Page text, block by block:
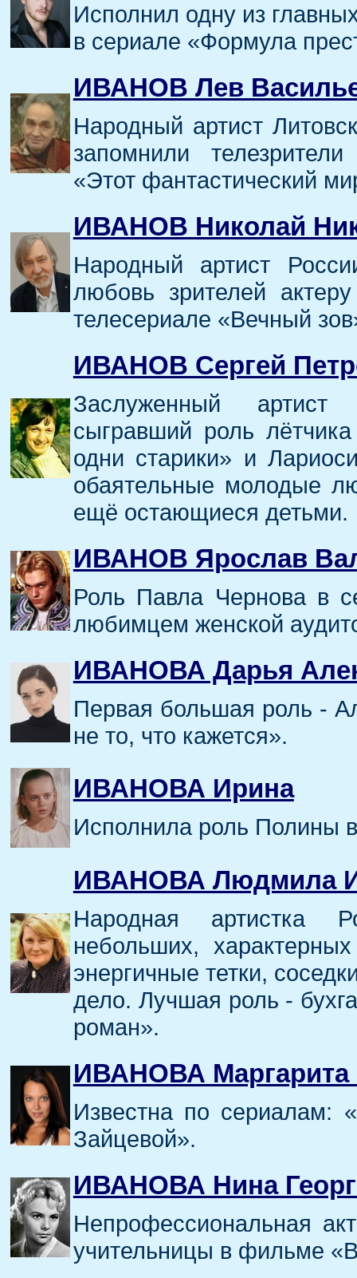
Исполнил одну из
в сериале «Формула
ИВАНОВ Лев
Народный артист
запомнили
«Этот фантастический
ИВАНОВ Николай
Народный артист
любовь зрителей
телесериале «Вечный
ИВАНОВ Сергей
Заслуженный артист
сыгравший роль
одни старики» и
обаятельные молодые
ещё остающиеся детьми.
ИВАНОВ Ярослав
Роль Павла Чернова в
любимцем женской
ИВАНОВА Дарья
Первая большая роль -
не то, что кажется».
ИВАНОВА Ирина
Исполнила роль Полины
ИВАНОВА Людмила
Народная артистка
небольших,
энергичные тетки,
дело. Лучшая роль -
роман».
ИВАНОВА
Известна по сериалам:
Зайцевой».
ИВАНОВА Нина
Непрофессиональная
учительницы в фильме